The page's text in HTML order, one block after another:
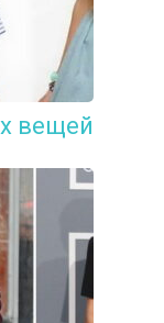
вещей